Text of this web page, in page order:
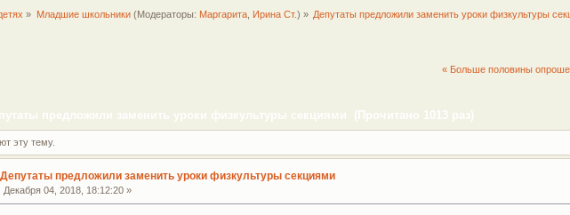
» Младшие школьники(Модераторы: Маргарита, Ирина Ст.) » Депутаты предложили заменить уроки физкультуры
« Больше половины
предложили заменить уроки физкультуры секциями (Прочитано 1013 раз)
эту тему.
Депутаты предложили заменить уроки физкультуры секциями
Декабря 04, 2018, 18:12:20 »